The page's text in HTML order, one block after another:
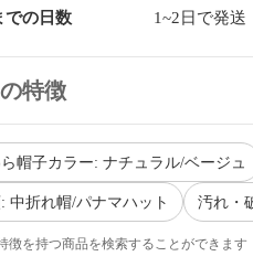
での日数 1~2日で発送
特徴
帽子カラー: ナチュラル/ベージュ
中折れ帽/パナマハット 汚れ・
徴を持つ商品を検索することができます